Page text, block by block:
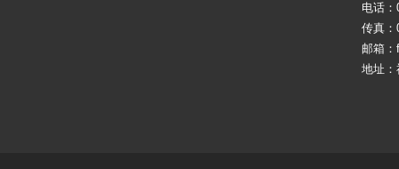
电话：
传真：
邮箱
地址